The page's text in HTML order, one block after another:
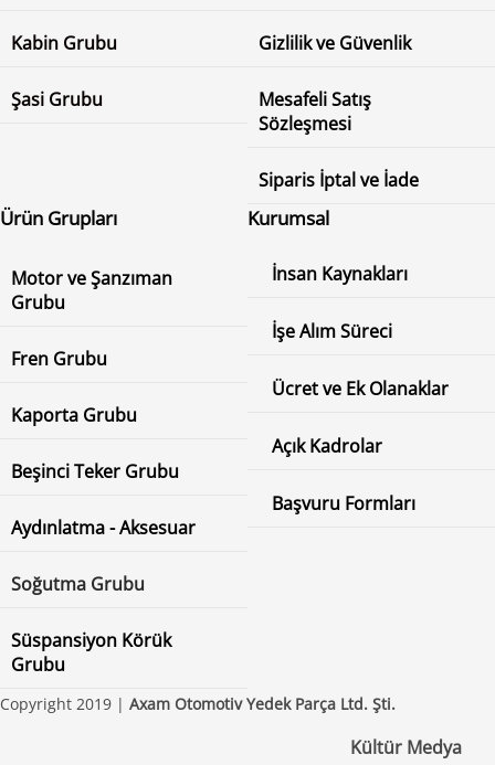
Kabin Grubu
Şasi Grubu
Gizlilik ve Güvenlik
Mesafeli Satış
Sözleşmesi
Siparis İptal ve İade
Ürün Grupları
Motor ve Şanzıman
Grubu
Fren Grubu
Kaporta Grubu
Beşinci Teker Grubu
Aydınlatma - Aksesuar
Soğutma Grubu
Süspansiyon Körük
Grubu
Kurumsal
İnsan Kaynakları
İşe Alım Süreci
Ücret ve Ek Olanaklar
Açık Kadrolar
Başvuru Formları
Copyright 2019 | Axam Otomotiv Yedek Parça Ltd. Şti.
Kültür Medya